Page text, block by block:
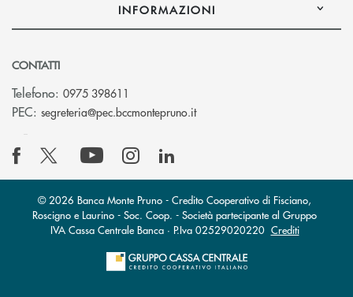
INFORMAZIONI
CONTATTI
Telefono: 0975 398611
PEC: segreteria@pec.bccmontepruno.it(si apre l’app di posta
© 2026 Banca Monte Pruno - Credito Cooperativo di Fisciano,
Roscigno e Laurino - Soc. Coop. - Società partecipante al Gruppo
IVA Cassa Centrale Banca · P.Iva 02529020220 Crediti